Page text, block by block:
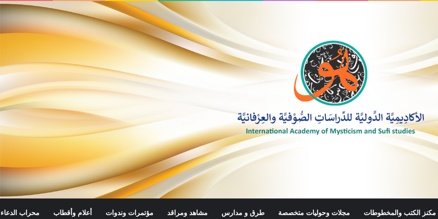
مكنز الكتب والمخطوطات مجلات وحوليات متخصصة طرق و مدارس مشاهد ومراقد مؤتمرات وندوات أعلام وأقطاب محراب الدعاء